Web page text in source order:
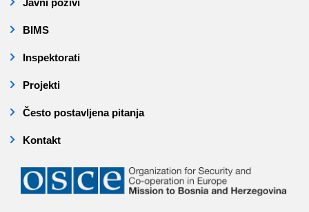
Javni pozivi
BIMS
Inspektorati
Projekti
Često postavljena pitanja
Kontakt